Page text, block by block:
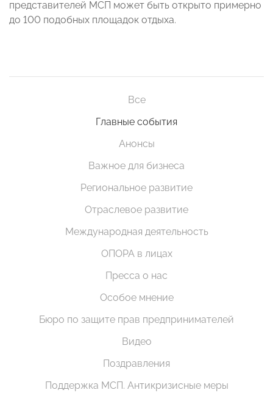
представителей МСП может быть открыто примерно
до 100 подобных площадок отдыха.
Все
Главные события
Анонсы
Важное для бизнеса
Региональное развитие
Отраслевое развитие
Международная деятельность
ОПОРА в лицах
Пресса о нас
Особое мнение
Бюро по защите прав предпринимателей
Видео
Поздравления
Поддержка МСП. Антикризисные меры